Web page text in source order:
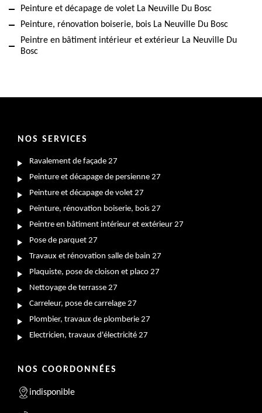
Peinture et décapage de volet La Neuville Du Bosc
Peinture, rénovation boiserie, bois La Neuville Du Bosc
Peintre en bâtiment intérieur et extérieur La Neuville Du
Bosc
NOS SERVICES
Ravalement de façade 27
Peinture et décapage de persienne 27
Peinture et décapage de volet 27
Peinture, rénovation boiserie, bois 27
Peintre en bâtiment intérieur et extérieur 27
Pose de parquet 27
Travaux et rénovation salle de bain 27
Plaquiste, pose de cloison et placo 27
Nettoyage de terrasse 27
Carreleur, pose de carrelage 27
Plombier, travaux de plomberie 27
Electricien, travaux d'électricité 27
NOS COORDONNÉES
indisponible